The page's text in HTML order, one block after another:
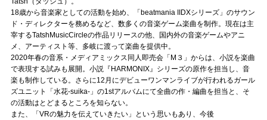
ぶいクラ！by muevo
ぶいコミュ！by muevo
ぶいマガ！ by muevo
Follow us
18歳から音楽家としての活動を始め、「beatmania IIDXシリーズ」のサウン
ド・ディレクターを務めるなど、数多くの音楽ゲーム楽曲を制作。現在は主
宰するTatshMusicCircleの作品リリースの他、国内外の音楽ゲームやアニ
メ、アーティスト等、多岐に渡って楽曲を提供中。
2020年春の音系・メディアミックス同人即売会「M３」からは、小説を楽曲
で表現する試みも展開。小説『HARMONIX』シリーズの原作を担当し、音
楽も制作している。さらに12月にデビューワンマンライブが行われるガール
ズユニット「水花-suika-」の1stアルバムにて全曲の作・編曲を担当と、そ
の活動はとどまるところを知らない。
また、「VRの魅力を伝えていきたい」という思いもあり、今後